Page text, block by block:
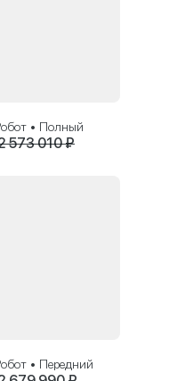
• Полный
573 010 ₽
• Передний